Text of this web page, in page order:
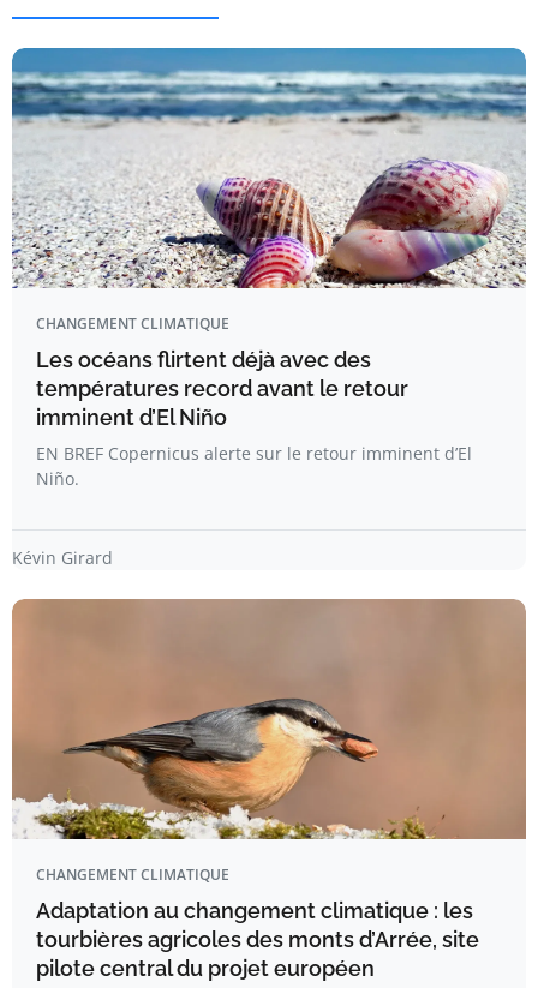
CHANGEMENT CLIMATIQUE
Les océans flirtent déjà avec des
températures record avant le retour
imminent d’El Niño
EN BREF Copernicus alerte sur le retour imminent d’El
Niño.
Kévin Girard
CHANGEMENT CLIMATIQUE
Adaptation au changement climatique : les
tourbières agricoles des monts d’Arrée, site
pilote central du projet européen